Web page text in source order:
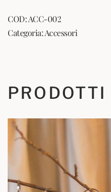
COD:ACC-002
Categoria:Accessori